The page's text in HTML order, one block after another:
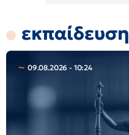
εκπαίδευση
09.08.2026 - 10:24